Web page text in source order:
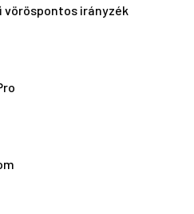
vöröspontos irányzék